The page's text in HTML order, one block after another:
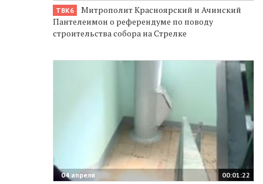
ТВК6
Митрополит Красноярский и Ачинский
Пантелеимон о референдуме по поводу
строительства собора на Стрелке
00:01:22
04 апреля